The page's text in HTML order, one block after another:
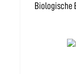
Biologische